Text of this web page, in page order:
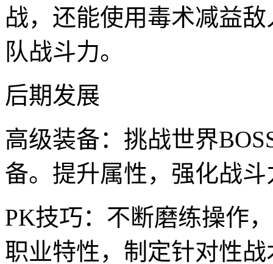
战，还能使用毒术减益
队战斗力。
后期发展
高级装备：挑战世界
备。提升属性，强化战斗
PK技巧：不断磨练操作
职业特性，制定针对性战